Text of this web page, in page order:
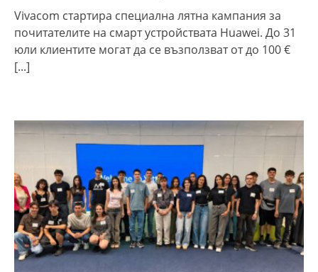
Vivacom стартира специална лятна кампания за
почитателите на смарт устройствата Huawei. До 31
юли клиентите могат да се възползват от до 100 €
[...]